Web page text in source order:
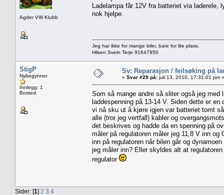
Agder VW Klubb
Ladelampa får 12V fra batteriet via
nok hjelpe.
Jeg har ikke for mange biler, bare for lite plass.
Hilsen Svein Terje 91647950
StigP
Nybegynner
Innlegg: 1
Bosted:
Sv: Reparasjon / feilsøking på
« Svar #29 på: juli 13, 2010, 17:31:01 pm »
Som så mange andre så sliter også jeg med
laddespenning på 13-14 V. Siden dette er
vi nå sku ut å kjøre igjen var batteriet tomt
alle (tror jeg vertfall) kabler og
det beskrives og hadde da en spenning på
måler på regulatoren måler jeg 11,8 V inn
inn på regulatoren når bilen går og
jeg måler inn? Eller skyldes alt at
regulator
Sider: [1] 2 3 4